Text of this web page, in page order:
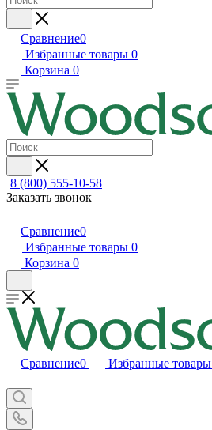
Сравнение0
Избранные товары 0
Корзина 0
8 (800) 555-10-58
Заказать звонок
Сравнение0
Избранные товары 0
Корзина 0
Сравнение0 Избранные товары